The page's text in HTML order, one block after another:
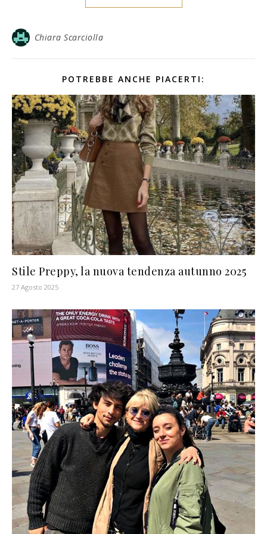
Chiara Scarciolla
POTREBBE ANCHE PIACERTI:
Stile Preppy, la nuova tendenza autunno 2025
27 Agosto 2025